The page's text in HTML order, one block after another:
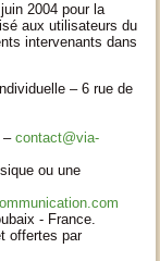
2004 pour la
aux utilisateurs du
intervenants dans
– 6 rue de
–contact@via-
ou une
- France.
offertes par